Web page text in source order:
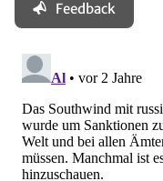
Feedback